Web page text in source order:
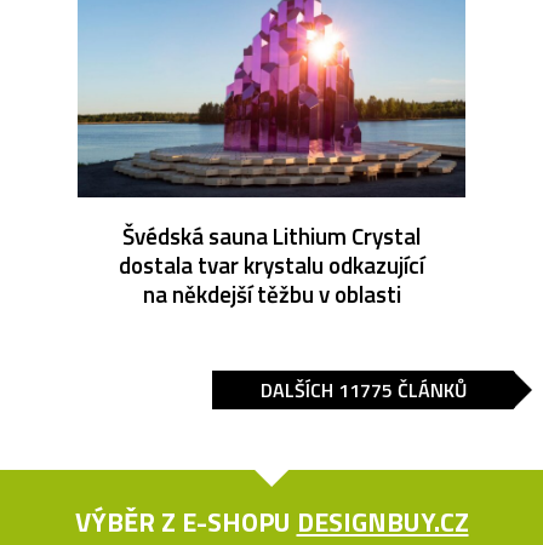
Švédská sauna Lithium Crystal
dostala tvar krystalu odkazující
na někdejší těžbu v oblasti
DALŠÍCH 11775 ČLÁNKŮ
VÝBĚR Z E-SHOPU DESIGNBUY.CZ